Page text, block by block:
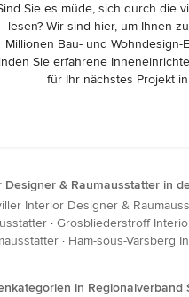
Sie es müde, sich durch die
lesen? Wir sind hier, um Ihnen
Millionen Bau- und Wohndesign-
Sie erfahrene
für Ihr nächstes Projekt
Designer & Raumausstatter in
Interior Designer &
· Grosbliederstroff
· Ham-sous-Varsberg
in Regionalverband